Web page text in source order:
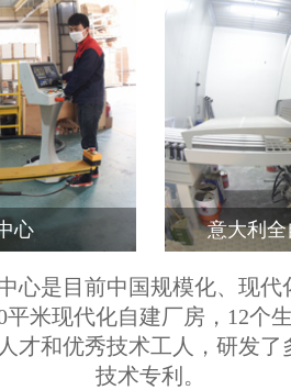
心 意大利
心是目前中国规模化、现代
平米现代化自建厂房，12个
才和优秀技术工人，研发了
技术专利。